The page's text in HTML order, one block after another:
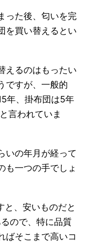
った後、匂いを完
を買い替えるとい
えるのはもったい
ですが、一般的
年、掛布団は5年
言われていま
いの年月が経って
も一つの手でしょ
、安いものだと
ので、特に品質
ばそこまで高いコ